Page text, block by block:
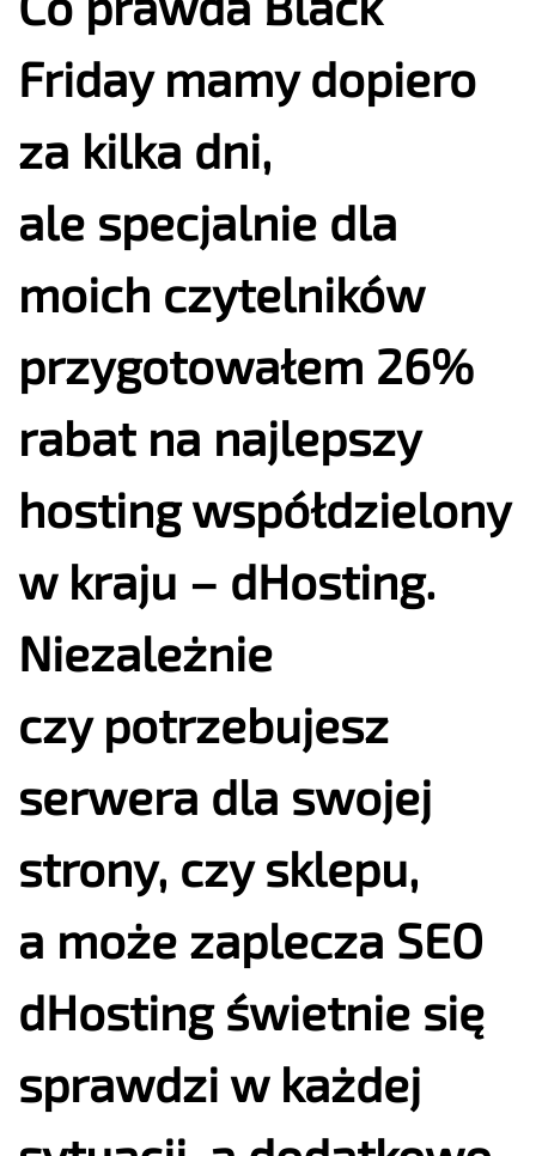
Fridaymamy dopiero
za kilka dni,
ale specjalnie dla
moich czytelników
przygotowałem 26%
rabat na najlepszy
hosting współdzielony
w kraju – dHosting.
Niezależnie
czy potrzebujesz
serwera dla swojej
strony, czy sklepu,
a może zaplecza SEO
dHosting świetnie się
sprawdzi w każdej